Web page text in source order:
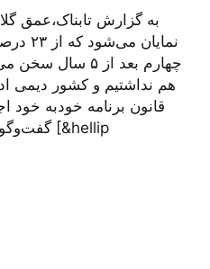
به گزارش تابناک،عمق
چهارم بعد از ۵
قانون برنامه خودبه خود
گفت‌وگو با هاشمی در یک صبح باران [&hellip